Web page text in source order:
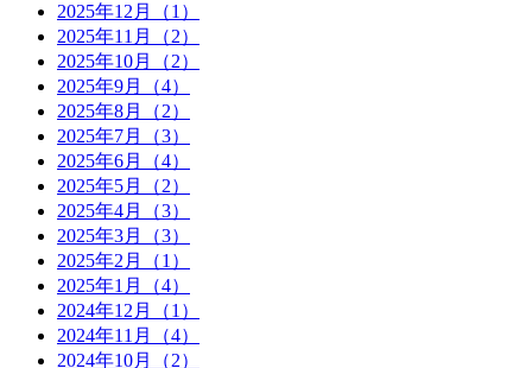
2025年12月（1）
2025年11月（2）
2025年10月（2）
2025年9月（4）
2025年8月（2）
2025年7月（3）
2025年6月（4）
2025年5月（2）
2025年4月（3）
2025年3月（3）
2025年2月（1）
2025年1月（4）
2024年12月（1）
2024年11月（4）
2024年10月（2）